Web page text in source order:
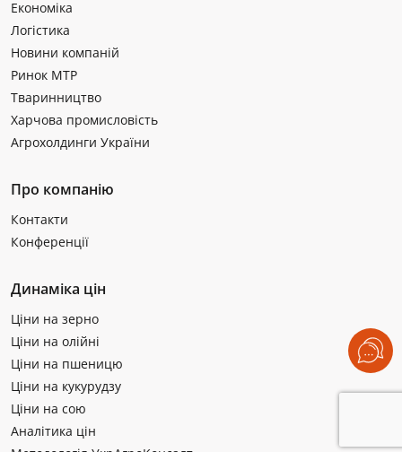
Економіка
Логістика
Новини компаній
Ринок МТР
Тваринництво
Харчова промисловість
Агрохолдинги України
Про компанію
Контакти
Конференції
Динаміка цін
Ціни на зерно
Ціни на олійні
Ціни на пшеницю
Ціни на кукурудзу
Ціни на сою
Аналітика цін